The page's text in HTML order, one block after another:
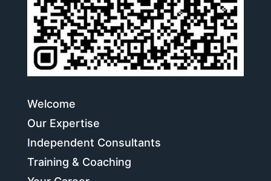
Welcome
Our Expertise
Independent Consultants
Training & Coaching